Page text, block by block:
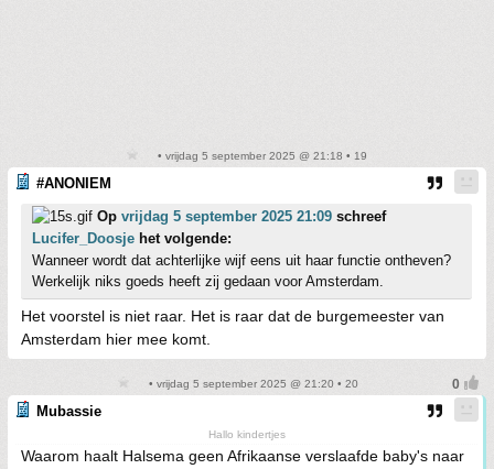
• vrijdag 5 september 2025 @ 21:18 • 19
#ANONIEM
Op vrijdag 5 september 2025 21:09 schreef
Lucifer_Doosje het volgende:
Wanneer wordt dat achterlijke wijf eens uit haar functie ontheven?
Werkelijk niks goeds heeft zij gedaan voor Amsterdam.
Het voorstel is niet raar. Het is raar dat de burgemeester van
Amsterdam hier mee komt.
• vrijdag 5 september 2025 @ 21:20 • 20
Mubassie
Hallo kindertjes
Waarom haalt Halsema geen Afrikaanse verslaafde baby's naar